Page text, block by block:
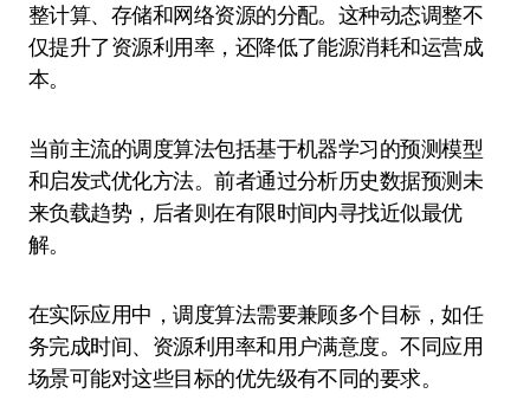
整计算、存储和网络资源的分配。这种动态调整不
仅提升了资源利用率，还降低了能源消耗和运营成
本。
当前主流的调度算法包括基于机器学习的预测模型
和启发式优化方法。前者通过分析历史数据预测未
来负载趋势，后者则在有限时间内寻找近似最优
解。
在实际应用中，调度算法需要兼顾多个目标，如任
务完成时间、资源利用率和用户满意度。不同应用
场景可能对这些目标的优先级有不同的要求。